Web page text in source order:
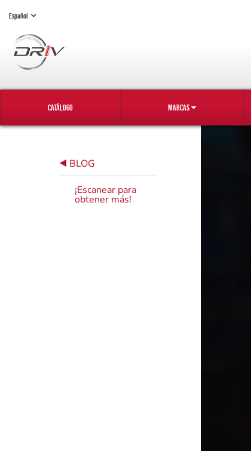
Español
CATÁLOGO MARCAS
BLOG
¡Escanear para
obtener más!